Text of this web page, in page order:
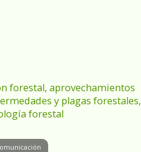
forestal, aprovechamientos
y plagas forestales,
forestal